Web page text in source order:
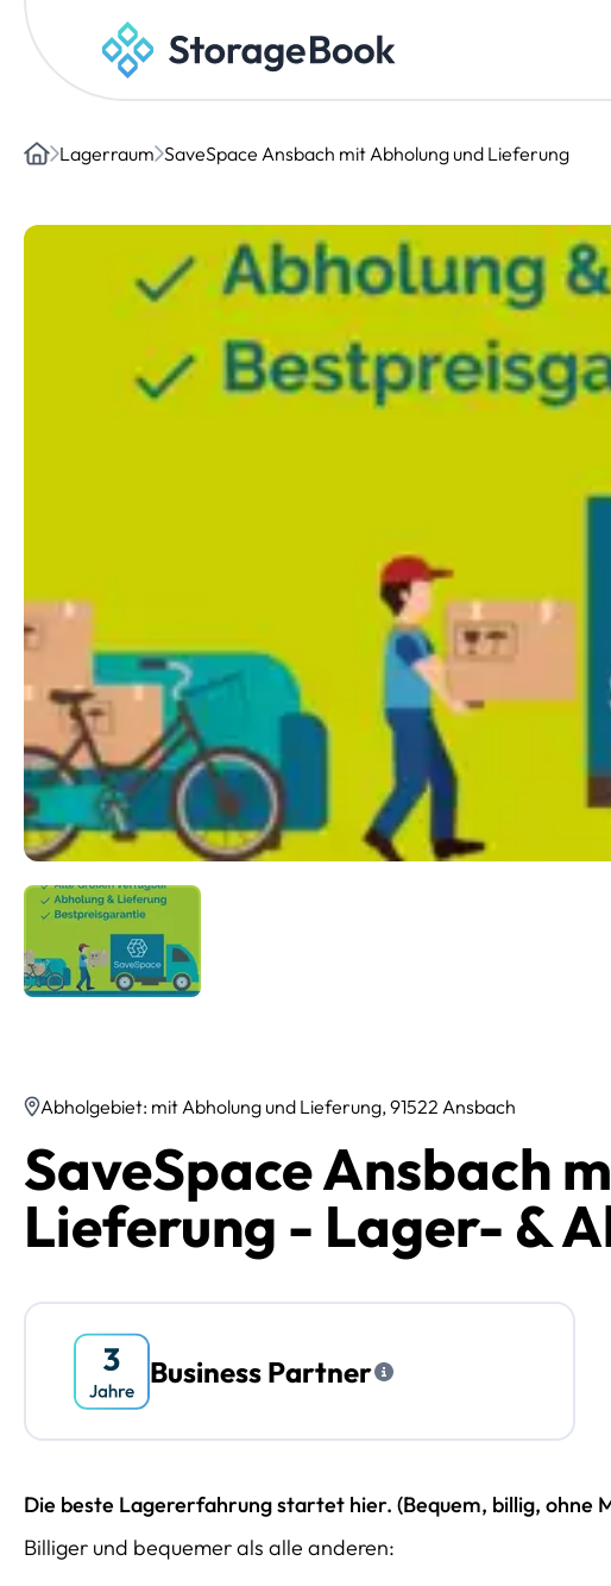
Lagerraum SaveSpace Ansbach mit Abholung und Lieferung
Abholgebiet: mit Abholung und Lieferung, 91522 Ansbach
SaveSpace Ansbach
Lieferung - Lager- &
Business Partner
Die beste Lagererfahrung startet hier. (Bequem, billig, ohne
Billiger und bequemer als alle anderen: